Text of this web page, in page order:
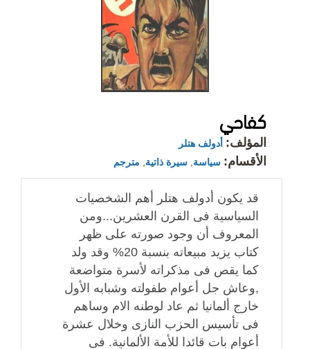
كفاحي
المؤلف: أدولف هتلر
الأقسام: سياسة سيرة ذاتية مترجم
قد يكون أدولف هتلر أهم الشخصيات
السياسية فى القرن العشرين...ومن
المعروف أن وجود صورته على ظهر
كتاب يزيد مبيعاته بنسبة 20% وقد ولد
كما يقص فى مذكراته لأسرة متواضعة
,وعاش جل أعوام طفولته وشبابه الأول
خارج ألمانيا ثم عاد لوطنه الام وساهم
فى تأسيس الحزب النازى وخلال عشرة
أعوام بات قائدا للأمة الألمانية. فى